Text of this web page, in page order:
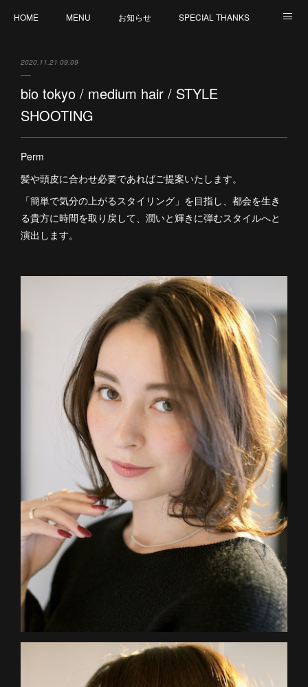
HOME MENU お知らせ SPECIAL THANKS
2020.11.21 09:09
bio tokyo / medium hair / STYLE
SHOOTING
Perm
髪や頭皮に合わせ必要であればご提案いたします。
「簡単で気分の上がるスタイリング」を目指し、都会を生き
る貴方に時間を取り戻して、潤いと輝きに弾むスタイルへと
演出します。